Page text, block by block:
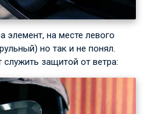
элемент, на месте левого
но так и не понял.
защитой от ветра: